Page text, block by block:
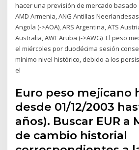
hacer una previsión de mercado basado
AMD Armenia, ANG Antillas
Angola (->AOA), ARS Argentina, ATS
Australia, AWF Aruba (->AWG) El peso
el miércoles por duodécima sesión
mínimo nivel histórico, debido a los
el
Euro peso mejicano
desde 01/12/2003
años). Buscar EUR a
de cambio historial